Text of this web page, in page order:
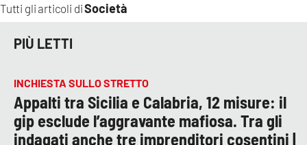
Tutti gli articoli diSocietà
PIÙ LETTI
INCHIESTA SULLO STRETTO
Appalti tra Sicilia e Calabria, 12 misure: il
gip esclude l’aggravante mafiosa. Tra gli
indagati anche tre imprenditori cosentini |